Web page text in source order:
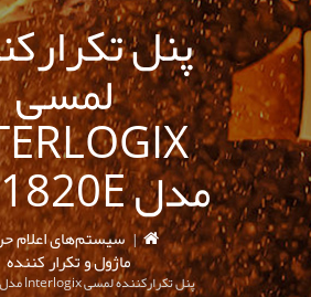
پنل
لمسی
مدل NX-1820E
| سیستم‌های اعلام
ماژول و تکرار کننده
پنل تکرارکننده لمسی Interlogix مدل NX-1820E